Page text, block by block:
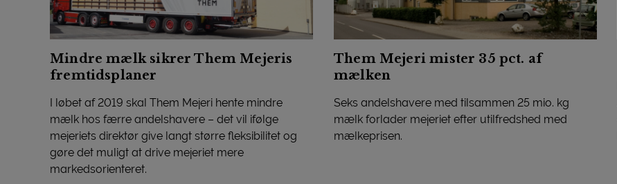
Mindre mælk sikrer Them Mejeris
fremtidsplaner
I løbet af 2019 skal Them Mejeri hente mindre
mælk hos færre andelshavere – det vil ifølge
mejeriets direktør give langt større fleksibilitet og
gøre det muligt at drive mejeriet mere
markedsorienteret.
Them Mejeri mister 35 pct. af
mælken
Seks andelshavere med tilsammen 25 mio. kg
mælk forlader mejeriet efter utilfredshed med
mælkeprisen.